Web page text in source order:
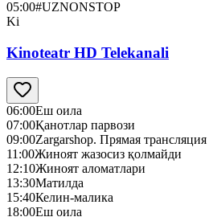
05:00#UZNONSTOP
Ki
Kinoteatr HD Telekanali
06:00Еш оила
07:00Қанотлар парвози
09:00Zargarshop. Прямая трансляция
11:00Жиноят жазосиз қолмайди
12:10Жиноят аломатлари
13:30Матилда
15:40Келин-малика
18:00Еш оила